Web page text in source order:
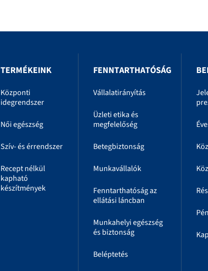
TERMÉKEINK
Központi
idegrendszer
Női egészség
Szív- és érrendszer
Recept nélkül
kapható
készítmények
FENNTARTHATÓSÁG
Vállalatirányítás
Üzleti etika és
megfelelőség
Betegbiztonság
Munkavállalók
Fenntarthatóság az
ellátási láncban
Munkahelyi egészség
és biztonság
Beléptetés